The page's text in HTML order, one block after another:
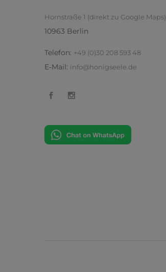
Horn­stra­ße 1 (direkt zu Goog­le Maps)
10963 Ber­lin
Tele­fon: +49 (0)30 208 593 48
E‑Mail: info@honigseele.de